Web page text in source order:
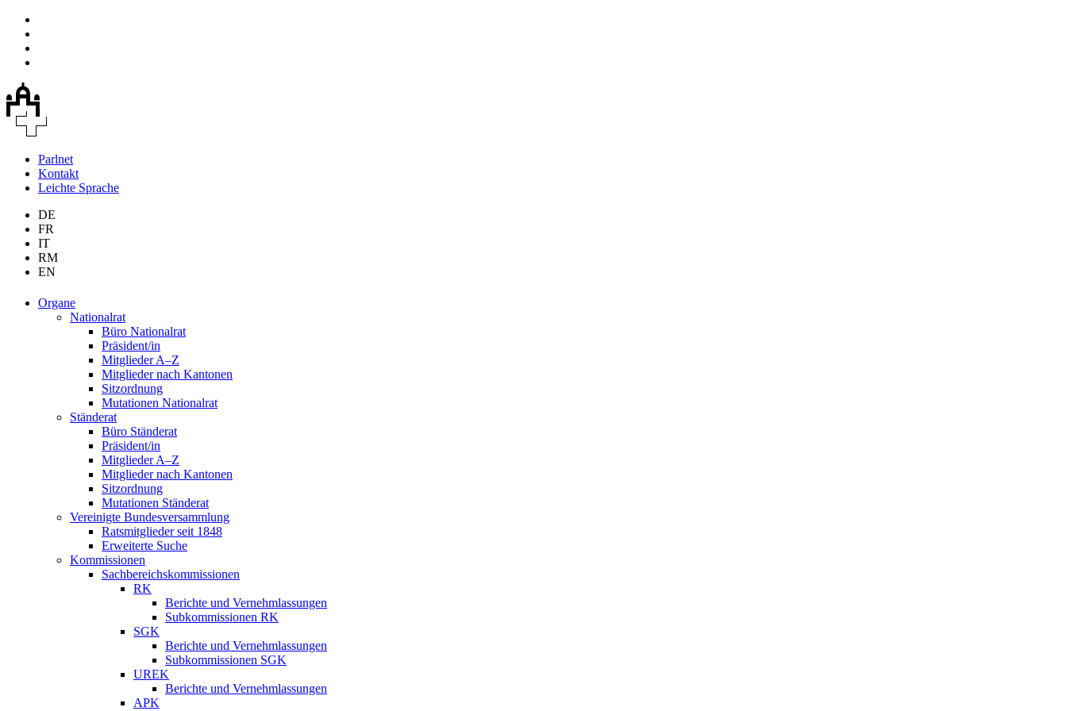
Parlnet
Kontakt
Leichte Sprache
DE
FR
IT
RM
EN
Organe
Nationalrat
Büro Nationalrat
Präsident/in
Mitglieder A–Z
Mitglieder nach Kantonen
Sitzordnung
Mutationen Nationalrat
Ständerat
Büro Ständerat
Präsident/in
Mitglieder A–Z
Mitglieder nach Kantonen
Sitzordnung
Mutationen Ständerat
Vereinigte Bundesversammlung
Ratsmitglieder seit 1848
Erweiterte Suche
Kommissionen
Sachbereichskommissionen
RK
Berichte und Vernehmlassungen
Subkommissionen RK
SGK
Berichte und Vernehmlassungen
Subkommissionen SGK
UREK
Berichte und Vernehmlassungen
APK